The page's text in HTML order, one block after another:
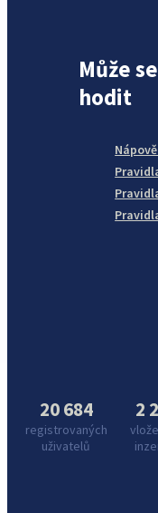
Může se
hodit
20 684
registrovaných
uživatelů
2